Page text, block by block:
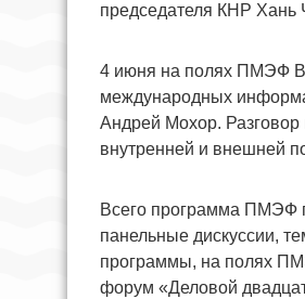
председателя КНР Хань
4 июня на полях ПМЭФ
международных
Андрей Мохор. Разговор
внутренней и внешней
Всего программа ПМЭФ
панельные дискуссии,
программы, на полях
форум «Деловой